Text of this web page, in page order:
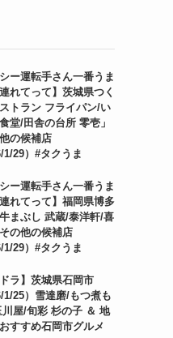
シー運転手さん一番うま
れてって】茨城県つく
トラン フライパン/い
堂/田舎の台所 零壱」
の候補店
1/29）#タクうま
シー運転手さん一番うま
れてって】福岡県博多
牛まぶし 武蔵/泰洋軒/喜
の他の候補店
1/29）#タクうま
ドラ】茨城県石岡市
1/25）雪達磨/もつ煮も
川屋/旬彩 杉の子 ＆ 地
すすめ石岡市グルメ